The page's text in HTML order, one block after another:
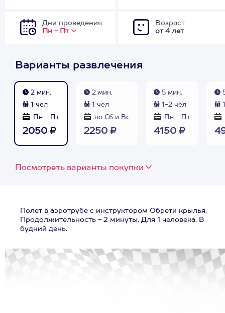
Дни проведения
Пн - Пт
Возраст
от 4 лет
Варианты развлечения
2 мин.
1 чел
Пн - Пт
2050 ₽
2 мин.
1 чел
по Сб и Вс
2250 ₽
5 мин.
1-2 чел
Пн - Пт
4150 ₽
Посмотреть варианты покупки
Полет в аэротрубе с инструктором Обрети крылья.
Продолжительность - 2 минуты. Для 1 человека. В
будний день.